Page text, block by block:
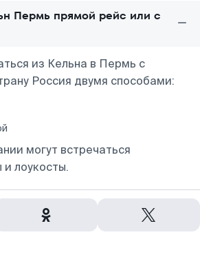
Пермь прямой рейс или с
из Кельна в Пермь с
Россия двумя способами:
могут встречаться
лоукосты.